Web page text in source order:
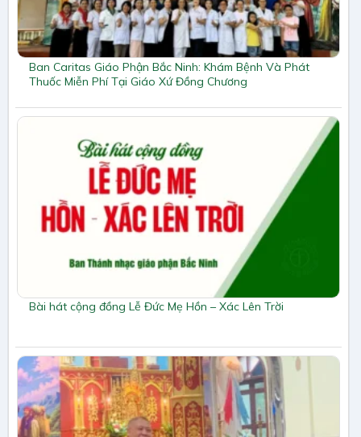
Ban Caritas Giáo Phận Bắc Ninh: Khám Bệnh Và Phát
Thuốc Miễn Phí Tại Giáo Xứ Đồng Chương
Bài hát cộng đồng Lễ Đức Mẹ Hồn – Xác Lên Trời